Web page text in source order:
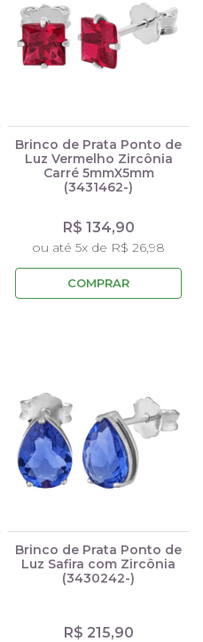
Brinco de Prata Ponto de
Luz Vermelho Zircônia
Carré 5mmX5mm
(3431462-)
R$ 134,90
ou até 5x de R$ 26,98
COMPRAR
Brinco de Prata Ponto de
Luz Safira com Zircônia
(3430242-)
R$ 215,90